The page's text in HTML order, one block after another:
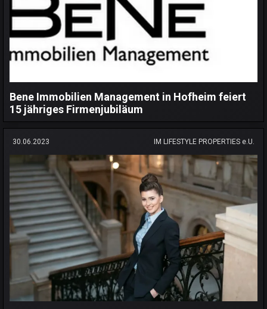
Bene Immobilien Management in Hofheim feiert
15 jähriges Firmenjubiläum
30.06.2023 IM LIFESTYLE PROPERTIES e.U.